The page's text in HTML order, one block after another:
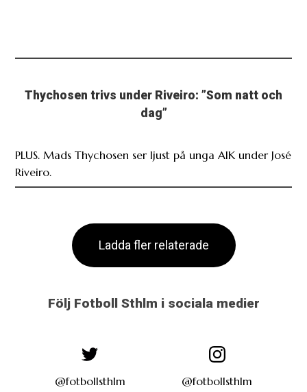
Thychosen trivs under Riveiro: ”Som natt och
dag”
PLUS. Mads Thychosen ser ljust på unga AIK under José
Riveiro.
Ladda fler relaterade
Följ Fotboll Sthlm i sociala medier
@fotbollsthlm @fotbollsthlm